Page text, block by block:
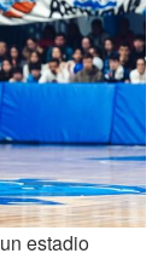
estadio